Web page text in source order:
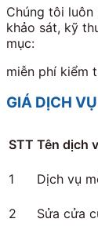
Chúng tôi luôn
khảo sát, kỹ
mục:
miễn phí kiểm
GIÁ DỊCH
STT Tên dịch
1
Dịch vụ
2
Sửa cửa